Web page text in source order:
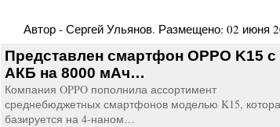
Автор - Сергей Ульянов. Размещено: 02 июня
Представлен смартфон OPPO K15 с
АКБ на 8000 мАч…
Компания OPPO пополнила ассортимент
среднебюджетных смартфонов моделью K15,
базируется на 4-наном…